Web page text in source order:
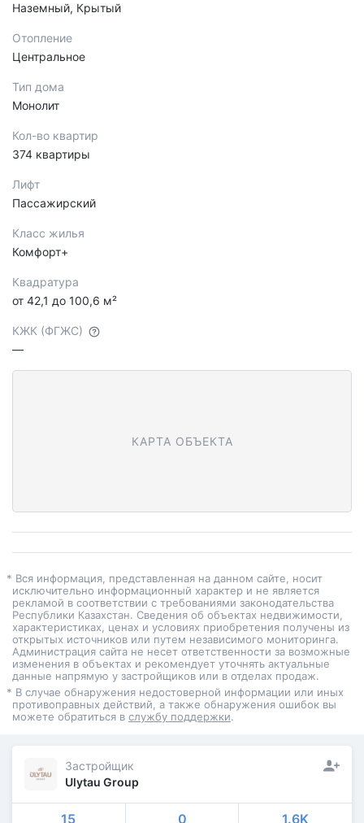
Наземный, Крытый
Отопление
Центральное
Тип дома
Монолит
Кол-во квартир
374 квартиры
Лифт
Пассажирский
Класс жилья
Комфорт+
Квадратура
от 42,1 до 100,6 м²
КЖК (ФГЖС)
—
КАРТА ОБЪЕКТА
* Вся информация, представленная на данном сайте, носит
исключительно информационный характер и не является
рекламой в соответствии с требованиями законодательства
Республики Казахстан. Сведения об объектах недвижимости,
характеристиках, ценах и условиях приобретения получены из
открытых источников или путем независимого мониторинга.
Администрация сайта не несет ответственности за возможные
изменения в объектах и рекомендует уточнять актуальные
данные напрямую у застройщиков или в отделах продаж.
* В случае обнаружения недостоверной информации или иных
противоправных действий, а также обнаружения ошибок вы
можете обратиться в службу поддержки.
Застройщик
Ulytau Group
15 0 1.6K